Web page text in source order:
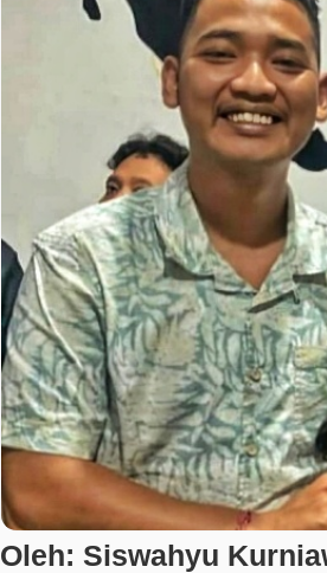
Oleh: Siswahyu